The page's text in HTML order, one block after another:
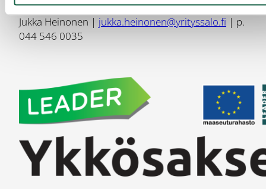
Jukka Heinonen | jukka.heinonen@yrityssalo.fi | p.
044 546 0035